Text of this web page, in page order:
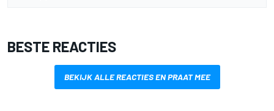
BESTE REACTIES
BEKIJK ALLE REACTIES EN PRAAT MEE